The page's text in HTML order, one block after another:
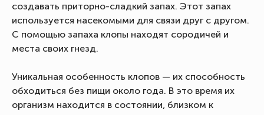
создавать приторно-сладкий запах. Этот запах
используется насекомыми для связи друг с другом.
С помощью запаха клопы находят сородичей и
места своих гнезд.
Уникальная особенность клопов — их способность
обходиться без пищи около года. В это время их
организм находится в состоянии, близком к